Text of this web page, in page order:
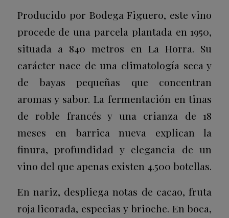
Producido por Bodega Figuero, este vino
procede de una parcela plantada en 1950,
situada a 840 metros en La Horra. Su
carácter nace de una climatología seca y
de bayas pequeñas que concentran
aromas y sabor. La fermentación en tinas
de roble francés y una crianza de 18
meses en barrica nueva explican la
finura, profundidad y elegancia de un
vino del que apenas existen 4.500 botellas.
En nariz, despliega notas de cacao, fruta
roja licorada, especias y brioche. En boca,